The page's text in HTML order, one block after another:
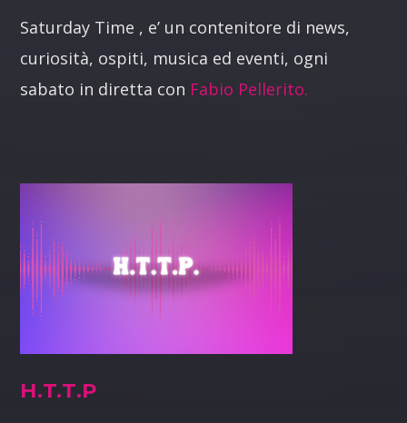
Saturday Time , e’ un contenitore di news,
curiosità, ospiti, musica ed eventi, ogni
sabato in diretta con Fabio Pellerito.
H.T.T.P